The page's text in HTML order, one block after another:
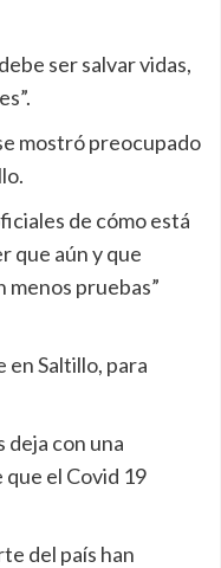
ser salvar vidas,
mostró preocupado
de cómo está
que aún y que
menos pruebas”
en Saltillo, para
deja con una
el Covid 19
del país han